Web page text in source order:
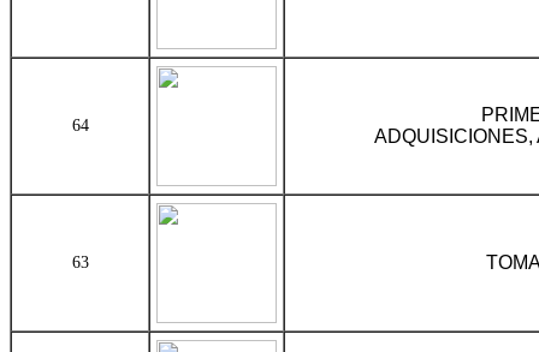
64
63 TOMA DE